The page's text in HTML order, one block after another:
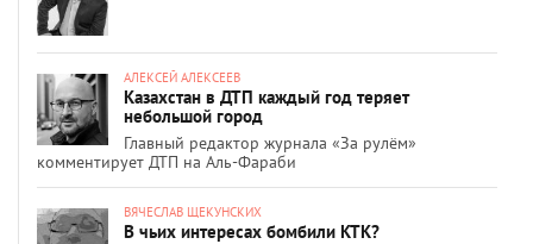
АЛЕКСЕЙ АЛЕКСЕЕВ
Казахстан в ДТП каждый год теряет
небольшой город
Главный редактор журнала «За рулём»
комментирует ДТП на Аль-Фараби
ВЯЧЕСЛАВ ЩЕКУНСКИХ
В чьих интересах бомбили КТК?